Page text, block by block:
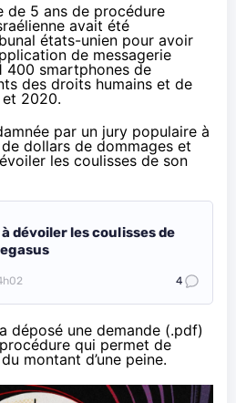
de 5 ans de procédure
avait été
états-unien pour avoir
de messagerie
400 smartphones de
des droits humains et de
2020.
par un jury populaire à
dollars de dommages et
les coulisses de son
dévoiler les coulisses de
4
déposé une demande (.pdf)
qui permet de
montant d’une peine.